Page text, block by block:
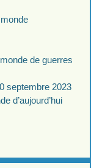
de guerres
septembre 2023
d’aujourd’hui